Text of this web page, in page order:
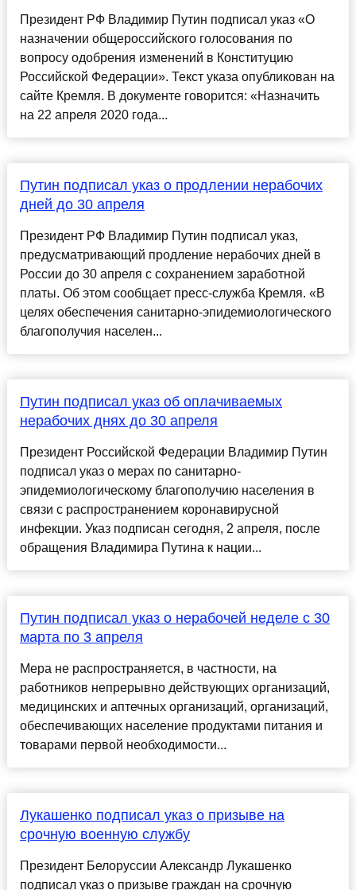
Президент РФ Владимир Путин подписал указ «О
назначении общероссийского голосования по
вопросу одобрения изменений в Конституцию
Российской Федерации». Текст указа опубликован на
сайте Кремля. В документе говорится: «Назначить
на 22 апреля 2020 года...
Путин подписал указ о продлении нерабочих
дней до 30 апреля
Президент РФ Владимир Путин подписал указ,
предусматривающий продление нерабочих дней в
России до 30 апреля с сохранением заработной
платы. Об этом сообщает пресс-служба Кремля. «В
целях обеспечения санитарно-эпидемиологического
благополучия населен...
Путин подписал указ об оплачиваемых
нерабочих днях до 30 апреля
Президент Российской Федерации Владимир Путин
подписал указ о мерах по санитарно-
эпидемиологическому благополучию населения в
связи с распространением коронавирусной
инфекции. Указ подписан сегодня, 2 апреля, после
обращения Владимира Путина к нации...
Путин подписал указ о нерабочей неделе с 30
марта по 3 апреля
Мера не распространяется, в частности, на
работников непрерывно действующих организаций,
медицинских и аптечных организаций, организаций,
обеспечивающих население продуктами питания и
товарами первой необходимости...
Лукашенко подписал указ о призыве на
срочную военную службу
Президент Белоруссии Александр Лукашенко
подписал указ о призыве граждан на срочную